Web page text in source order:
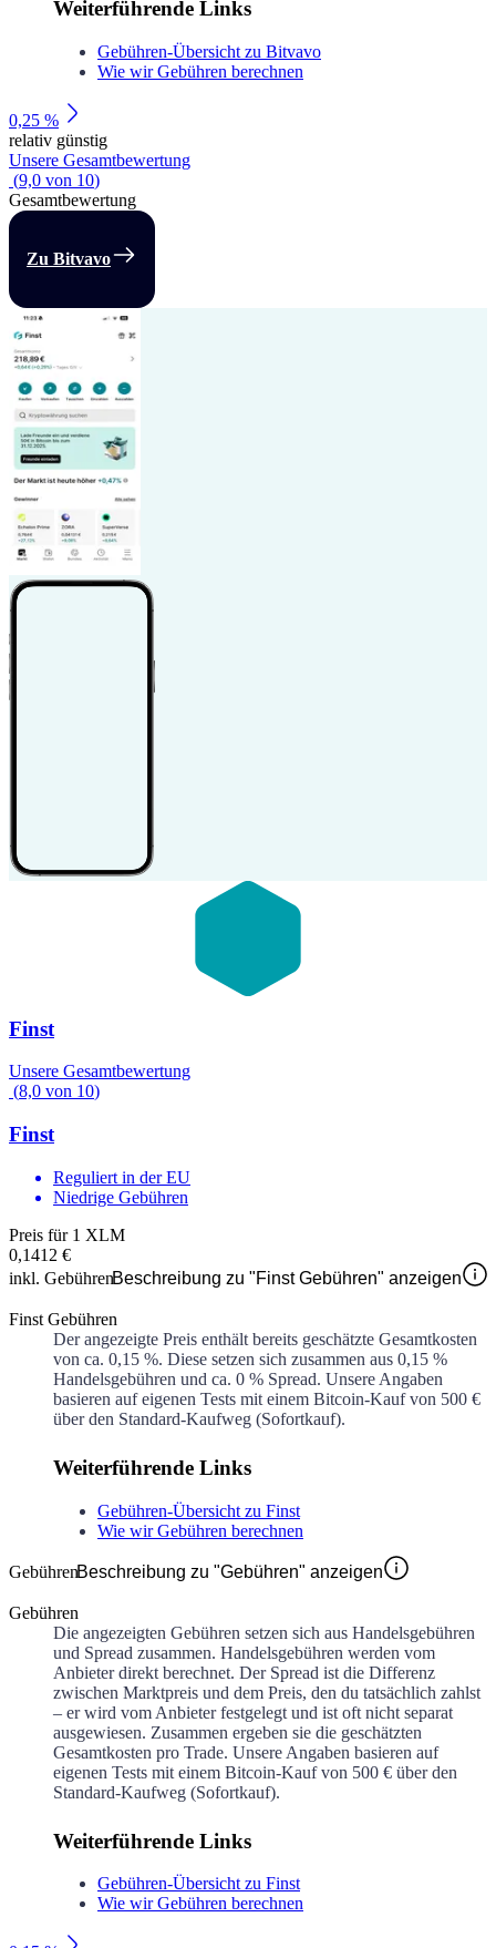
Weiterführende Links
Gebühren-Übersicht zu Bitvavo
Wie wir Gebühren berechnen
0,25 %
relativ günstig
Unsere Gesamtbewertung
(9,0 von 10)
Gesamtbewertung
Zu Bitvavo
Finst
Unsere Gesamtbewertung
(8,0 von 10)
Finst
Reguliert in der EU
Niedrige Gebühren
Preis für 1 XLM
0,1412 €
inkl. GebührenBeschreibung zu "Finst Gebühren" anzeigen
Finst Gebühren
Der angezeigte Preis enthält bereits geschätzte Gesamtkosten
von ca. 0,15 %. Diese setzen sich zusammen aus 0,15 %
Handelsgebühren und ca. 0 % Spread. Unsere Angaben
basieren auf eigenen Tests mit einem Bitcoin-Kauf von 500 €
über den Standard-Kaufweg (Sofortkauf).
Weiterführende Links
Gebühren-Übersicht zu Finst
Wie wir Gebühren berechnen
GebührenBeschreibung zu "Gebühren" anzeigen
Gebühren
Die angezeigten Gebühren setzen sich aus Handelsgebühren
und Spread zusammen. Handelsgebühren werden vom
Anbieter direkt berechnet. Der Spread ist die Differenz
zwischen Marktpreis und dem Preis, den du tatsächlich zahlst
– er wird vom Anbieter festgelegt und ist oft nicht separat
ausgewiesen. Zusammen ergeben sie die geschätzten
Gesamtkosten pro Trade. Unsere Angaben basieren auf
eigenen Tests mit einem Bitcoin-Kauf von 500 € über den
Standard-Kaufweg (Sofortkauf).
Weiterführende Links
Gebühren-Übersicht zu Finst
Wie wir Gebühren berechnen